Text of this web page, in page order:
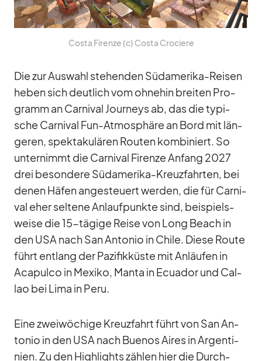
Costa Firenze (c) Costa Cro­ciere
Die zur Aus­wahl ste­hen­den Süd­ame­rika-Rei­sen
he­ben sich deut­lich vom oh­ne­hin brei­ten Pro­
gramm an Car­ni­val Jour­neys ab, das die ty­pi­
sche Car­ni­val Fun-At­mo­sphäre an Bord mit län­
ge­ren, spek­ta­ku­lä­ren Rou­ten kom­bi­niert. So
un­ter­nimmt die Car­ni­val Firenze An­fang 2027
drei be­son­dere Süd­ame­rika-Kreuz­fahr­ten, bei
de­nen Hä­fen an­ge­steu­ert wer­den, die für Car­ni­
val eher sel­tene An­lauf­punkte sind, bei­spiels­
weise die 15-tä­gige Reise von Long Beach in
den USA nach San An­to­nio in Chile. Diese Route
führt ent­lang der Pa­zi­fik­küste mit An­läu­fen in
Aca­pulco in Me­xiko, Manta in Ecua­dor und Cal­
lao bei Lima in Peru.
Eine zwei­wö­chige Kreuz­fahrt führt von San An­
to­nio in den USA nach Bue­nos Ai­res in Ar­gen­ti­
nien. Zu den High­lights zäh­len hier die Durch­